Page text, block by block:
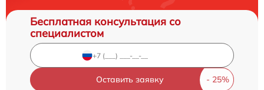
Бесплатная консультация со
специалистом
Оставить заявку